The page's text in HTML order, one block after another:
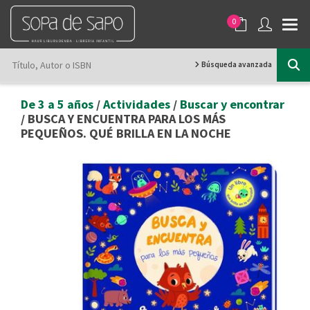
0
Búsqueda avanzada
De 3 a 5 años /Actividades / Buscar y encontrar
/ BUSCA Y ENCUENTRA PARA LOS MÁS
PEQUEÑOS. QUÉ BRILLA EN LA NOCHE